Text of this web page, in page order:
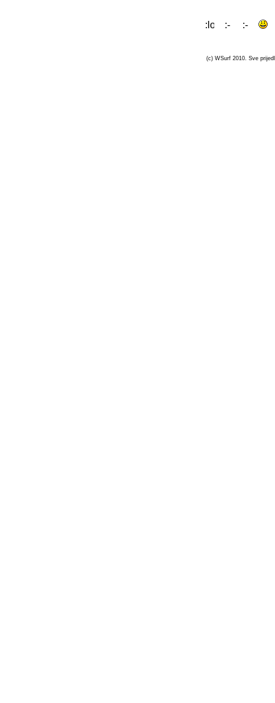
(c) WSurf 2010. Sve